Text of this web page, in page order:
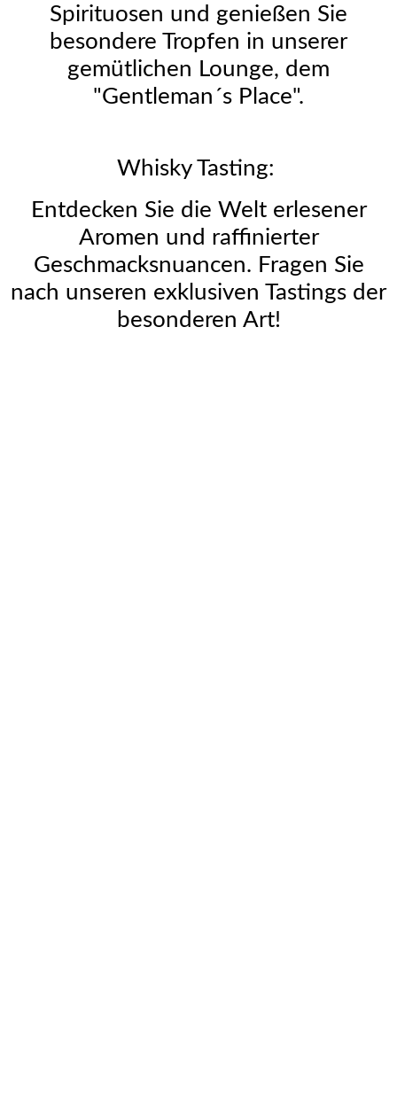
Spirituosen und genießen Sie
besondere Tropfen in unserer
gemütlichen Lounge, dem
"Gentleman´s Place".
Whisky Tasting:
Entdecken Sie die Welt erlesener
Aromen und raffinierter
Geschmacksnuancen. Fragen Sie
nach unseren exklusiven Tastings der
besonderen Art!